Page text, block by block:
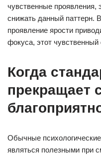
чувственные проявления,
снижать данный паттерн.
проявление ярости
фокуса, этот
Когда
прекращает
Обычные
являться полезными при